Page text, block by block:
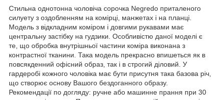
Стильна однотонна чоловіча сорочка Negredo приталеного
силуету з оздобленням на комірці, манжетах і на планці.
Модель з відкладним коміром і довгими рукавами має
центральну застібку на гудзики. Особливістю даної моделі є
те, що обробка внутрішньої частини коміра виконана з
контрастної тканини. Така модель прекрасно впишеться як в
повсякденний офісний образ, так і в строгий діловий. У
гардеробі кожного чоловіка має бути присутня така базова річ,
що створює основу Вашого бездоганного образу.
Рекомендації по догляду: ручне або машинне прання при 30